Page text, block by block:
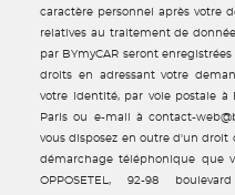
caractère personnel après votre
relatives au traitement de
par BYmyCAR seront enregistrées
droits en adressant votre
votre identité, par voie postale à
Paris ou e-mail à contact-
vous disposez en outre d'un
démarchage téléphonique que
OPPOSETEL, 92-98